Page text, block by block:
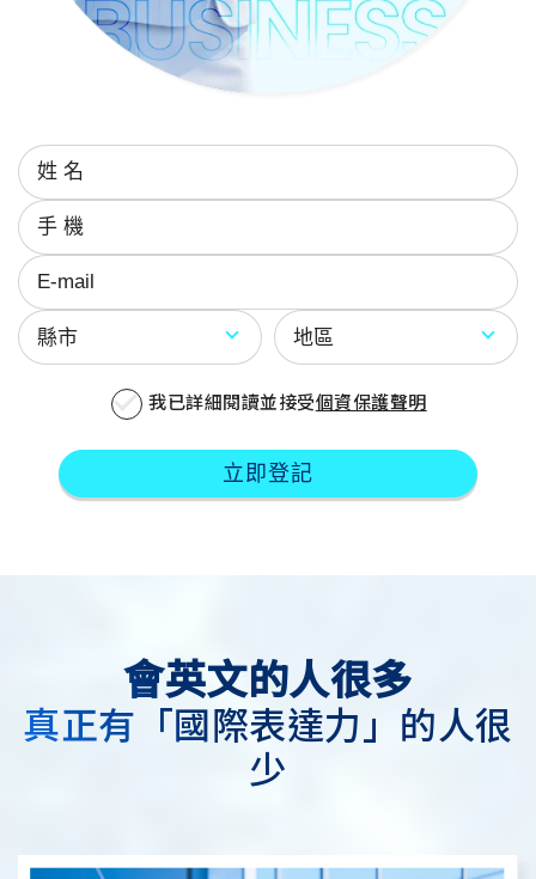
我已詳細閱讀並接受個資保護聲明
立即登記
會英文的人很多
真正有「國際表達力」的人很
少